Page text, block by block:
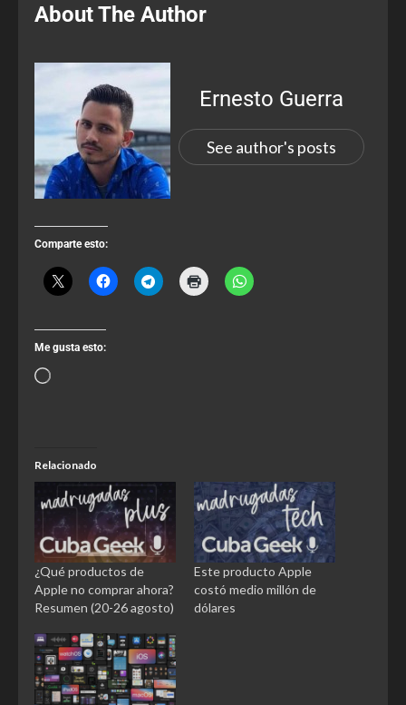
About The Author
Ernesto Guerra
See author's posts
Comparte esto:
Me gusta esto:
Relacionado
¿Qué productos de
Apple no comprar ahora?
Resumen (20-26 agosto)
Este producto Apple
costó medio millón de
dólares